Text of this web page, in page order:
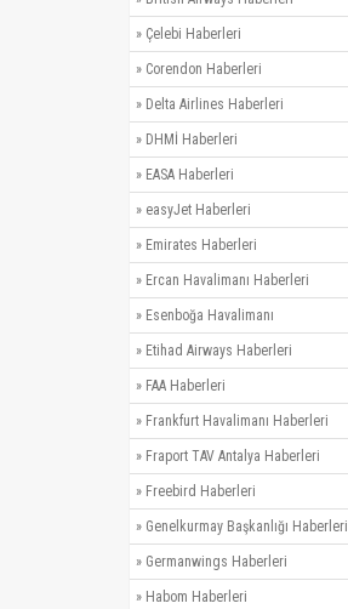
» Çelebi Haberleri
» Corendon Haberleri
» Delta Airlines Haberleri
» DHMİ Haberleri
» EASA Haberleri
» easyJet Haberleri
» Emirates Haberleri
» Ercan Havalimanı Haberleri
» Esenboğa Havalimanı
» Etihad Airways Haberleri
» FAA Haberleri
» Frankfurt Havalimanı Haberleri
» Fraport TAV Antalya Haberleri
» Freebird Haberleri
» Genelkurmay Başkanlığı Haberleri
» Germanwings Haberleri
» Habom Haberleri